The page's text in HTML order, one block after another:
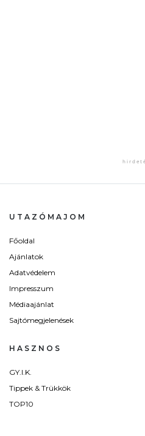
UTAZÓMAJOM
Főoldal
Ajánlatok
Adatvédelem
Impresszum
Médiaajánlat
Sajtómegjelenések
HASZNOS
GY.I.K.
Tippek & Trükkök
TOP10